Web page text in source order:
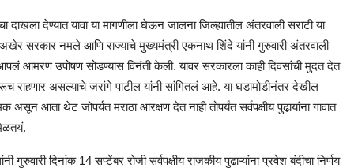
देण्यात यावा या मागणीला घेऊन जालना जिल्ह्यातील अंतरवाली सराटी या
सरकार नमले आणि राज्याचे मुख्यमंत्री एकनाथ शिंदे यांनी गुरुवारी अंतरवाली
आमरण उपोषण सोडण्यास विनंती केली. यावर सरकारला काही दिवसांची मुदत देत
असल्याचे जरांगे पाटील यांनी सांगितलं आहे. या घडामोडीनंतर देखील
आता थेट जोपर्यंत मराठा आरक्षण देत नाही तोपर्यंत सर्वपक्षीय पुढार्‍यांना गावात
गुरुवारी दिनांक 14 सप्टेंबर रोजी सर्वपक्षीय राजकीय पुढाऱ्यांना प्रवेश बंदीचा निर्णय